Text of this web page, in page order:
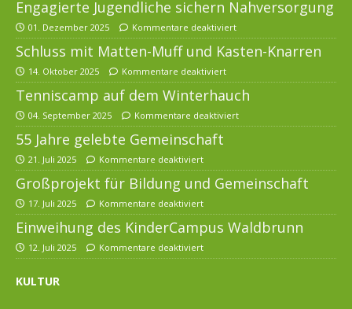
Engagierte Jugendliche sichern Nahversorgung
01. Dezember 2025 Kommentare deaktiviert
Schluss mit Matten-Muff und Kasten-Knarren
14. Oktober 2025 Kommentare deaktiviert
Tenniscamp auf dem Winterhauch
04. September 2025 Kommentare deaktiviert
55 Jahre gelebte Gemeinschaft
21. Juli 2025 Kommentare deaktiviert
Großprojekt für Bildung und Gemeinschaft
17. Juli 2025 Kommentare deaktiviert
Einweihung des KinderCampus Waldbrunn
12. Juli 2025 Kommentare deaktiviert
KULTUR